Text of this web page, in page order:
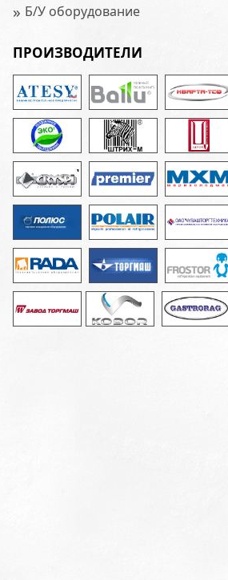
» Б/У оборудование
ПРОИЗВОДИТЕЛИ